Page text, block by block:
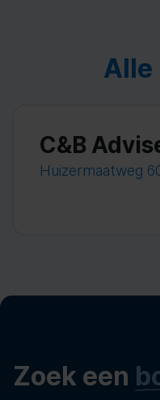
Alle
C&B
Huizermaatweg
Zoek een